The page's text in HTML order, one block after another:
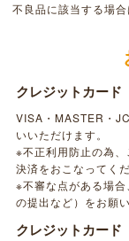
不良品に該当する場合
クレジットカード
VISA・MASTER・
いいただけます。
※不正利用防止の為
決済をおこなってくだ
※不審な点がある場
の提出など）をお願
クレジットカード